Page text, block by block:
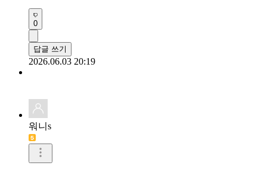
0
답글 쓰기
2026.06.03 20:19
워니s